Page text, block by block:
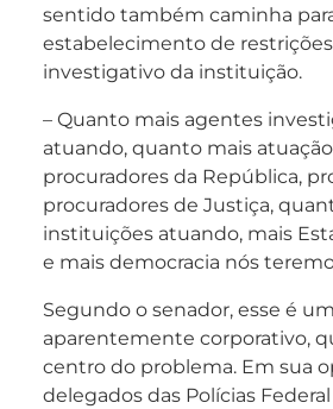
sentido também caminha
estabelecimento de
investigativo da instituição.
– Quanto mais agentes
atuando, quanto mais
procuradores da República,
procuradores de Justiça,
instituições atuando, mais
e mais democracia nós
Segundo o senador, esse é
aparentemente corporativo,
centro do problema. Em sua
delegados das Polícias